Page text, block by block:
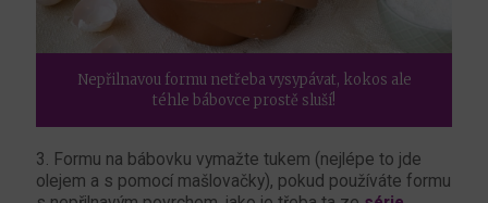
Nepřilnavou formu netřeba vysypávat, kokos ale
téhle bábovce prostě sluší!
3. Formu na bábovku vymažte tukem (nejlépe to jde
olejem a s pomocí mašlovačky), pokud používáte formu